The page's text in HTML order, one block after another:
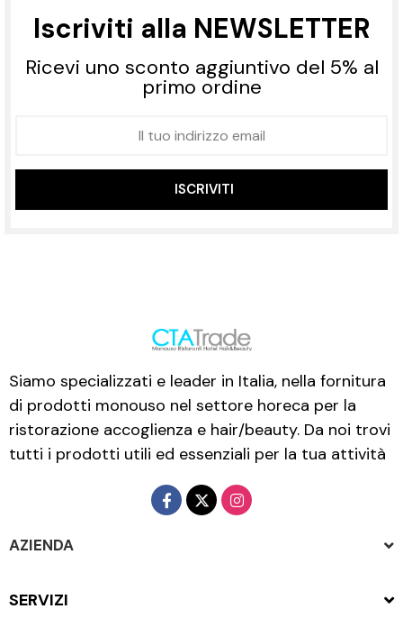
Iscriviti alla NEWSLETTER
Ricevi uno sconto aggiuntivo del 5% al
primo ordine
ISCRIVITI
Siamo specializzati e leader in Italia, nella fornitura
di prodotti monouso nel settore horeca per la
ristorazione accoglienza e hair/beauty. Da noi trovi
tutti i prodotti utili ed essenziali per la tua attività
AZIENDA
SERVIZI